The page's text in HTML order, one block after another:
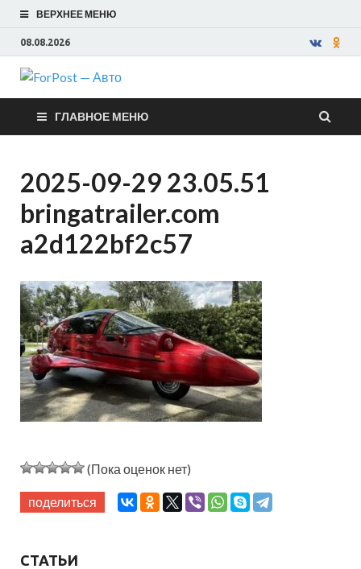
ВЕРХНЕЕ МЕНЮ
08.08.2026
ForPost —
Авто
ГЛАВНОЕ МЕНЮ
2025-09-29 23.05.51
bringatrailer.com
a2d122bf2c57
(Пока оценок нет)
поделиться
СТАТЬИ